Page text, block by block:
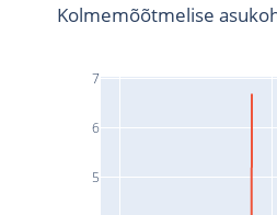
5
6
7
Kolmemõõtmelise